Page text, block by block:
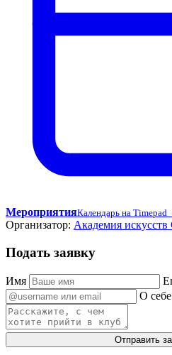
МероприятияКалендарь на Timepad
Организатор: Академия
Подать заявку
Имя
О
Отправить